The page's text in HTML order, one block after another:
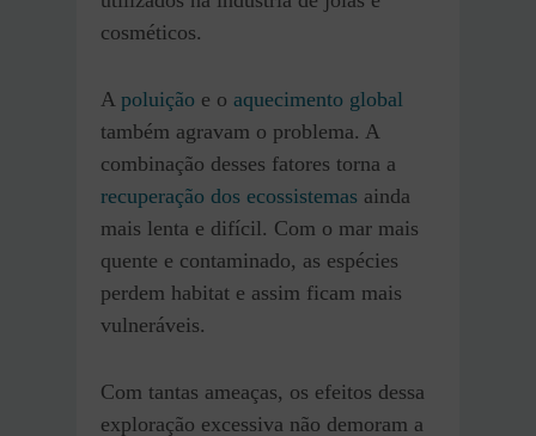
cosméticos.
A poluição e o aquecimento global
também agravam o problema. A
combinação desses fatores torna a
recuperação dos ecossistemas ainda
mais lenta e difícil. Com o mar mais
quente e contaminado, as espécies
perdem habitat e assim ficam mais
vulneráveis.
Com tantas ameaças, os efeitos dessa
exploração excessiva não demoram a